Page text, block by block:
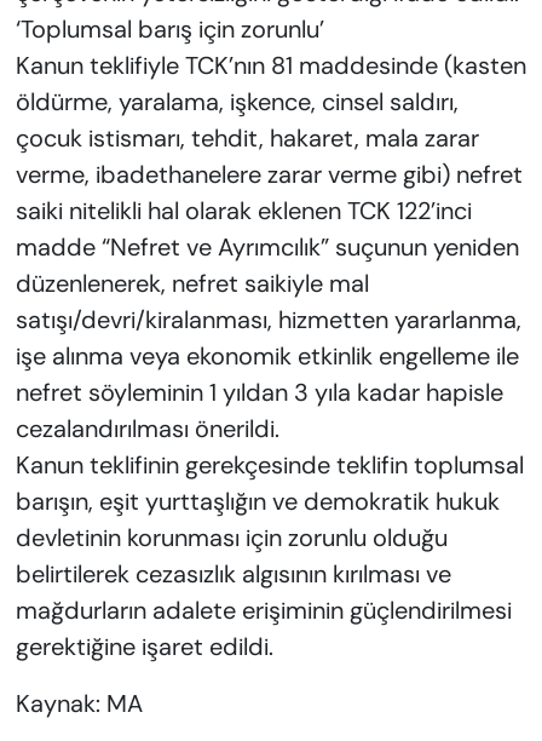
‘Toplumsal barış için zorunlu’
Kanun teklifiyle TCK’nın 81 maddesinde (kasten
öldürme, yaralama, işkence, cinsel saldırı,
çocuk istismarı, tehdit, hakaret, mala zarar
verme, ibadethanelere zarar verme gibi) nefret
saiki nitelikli hal olarak eklenen TCK 122’inci
madde “Nefret ve Ayrımcılık” suçunun yeniden
düzenlenerek, nefret saikiyle mal
satışı/devri/kiralanması, hizmetten yararlanma,
işe alınma veya ekonomik etkinlik engelleme ile
nefret söyleminin 1 yıldan 3 yıla kadar hapisle
cezalandırılması önerildi.
Kanun teklifinin gerekçesinde teklifin toplumsal
barışın, eşit yurttaşlığın ve demokratik hukuk
devletinin korunması için zorunlu olduğu
belirtilerek cezasızlık algısının kırılması ve
mağdurların adalete erişiminin güçlendirilmesi
gerektiğine işaret edildi.
Kaynak: MA